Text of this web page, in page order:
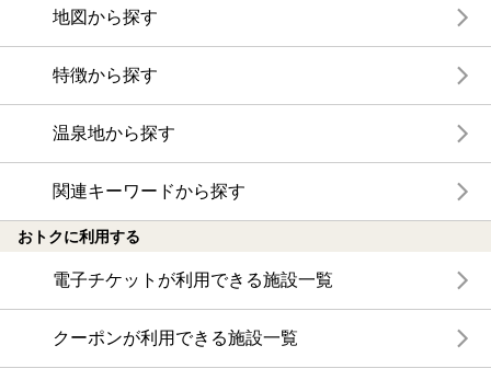
地図から探す
特徴から探す
温泉地から探す
関連キーワードから探す
おトクに利用する
電子チケットが利用できる施設一覧
クーポンが利用できる施設一覧